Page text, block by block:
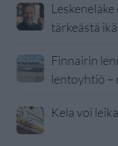
tärkeästä
Finnairin
lentoyhtiö –
Kela voi